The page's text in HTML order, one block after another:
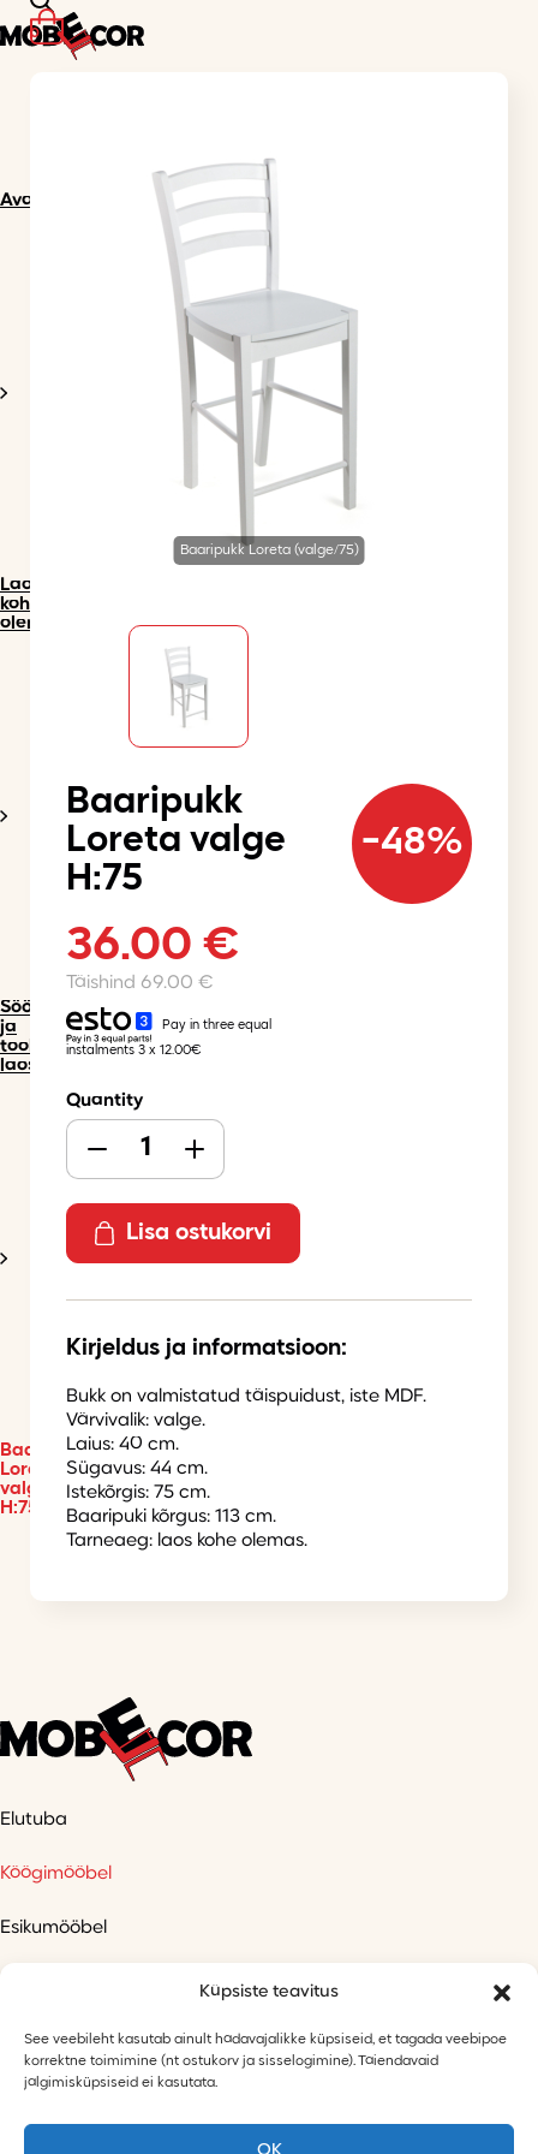
Küpsiste teavitus
See veebileht kasutab ainult hädavajalikke küpsiseid, et tagada veebipoe
korrektne toimimine (nt ostukorv ja sisselogimine). Täiendavaid
jälgimisküpsiseid ei kasutata.
OK
0
Avaleht
Laos
kohe
olemas
Söögilauad
ja
toolid
laos
Baaripukk
Loreta
valge
H:75
Baaripukk Loreta (valge/75)
Baaripukk
Loreta valge
H:75
69.00 €
Original
price
was:
69.00 €.
36.00 €
Current
price
is:
36.00 €.
Pay in three equal
instalments 3 x 12.00€
Quantity
Lisa ostukorvi
-48%
Kirjeldus ja informatsioon:
Bukk on valmistatud täispuidust, iste MDF.
Värvivalik: valge.
Laius: 40 cm.
Sügavus: 44 cm.
Istekõrgis: 75 cm.
Baaripuki kõrgus: 113 cm.
Tarneaeg: laos kohe olemas.
Elutuba
Köögimööbel
Esikumööbel
Magamistuba
Lastetuba